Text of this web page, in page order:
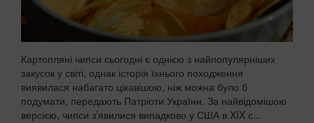
Картопляні чипси сьогодні є однією з найпопулярніших
закусок у світі, однак історія їхнього походження
виявилася набагато цікавішою, ніж можна було б
подумати, передають Патріоти України. За найвідомішою
версією, чипси з’явилися випадково у США в XIX с...